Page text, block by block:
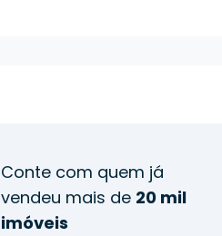
Conte com quem já
vendeu mais de 20 mil
imóveis